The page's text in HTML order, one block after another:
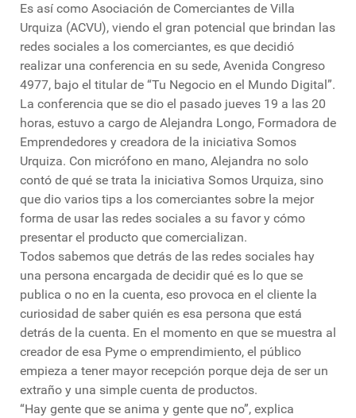
Es así como Asociación de Comerciantes de Villa
Urquiza (ACVU), viendo el gran potencial que brindan las
redes sociales a los comerciantes, es que decidió
realizar una conferencia en su sede, Avenida Congreso
4977, bajo el titular de “Tu Negocio en el Mundo Digital”.
La conferencia que se dio el pasado jueves 19 a las 20
horas, estuvo a cargo de Alejandra Longo, Formadora de
Emprendedores y creadora de la iniciativa Somos
Urquiza. Con micrófono en mano, Alejandra no solo
contó de qué se trata la iniciativa Somos Urquiza, sino
que dio varios tips a los comerciantes sobre la mejor
forma de usar las redes sociales a su favor y cómo
presentar el producto que comercializan.
Todos sabemos que detrás de las redes sociales hay
una persona encargada de decidir qué es lo que se
publica o no en la cuenta, eso provoca en el cliente la
curiosidad de saber quién es esa persona que está
detrás de la cuenta. En el momento en que se muestra al
creador de esa Pyme o emprendimiento, el público
empieza a tener mayor recepción porque deja de ser un
extraño y una simple cuenta de productos.
“Hay gente que se anima y gente que no”, explica